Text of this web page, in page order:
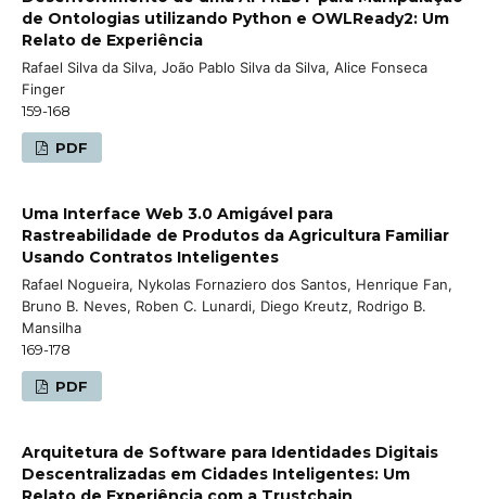
de Ontologias utilizando Python e OWLReady2: Um
Relato de Experiência
Rafael Silva da Silva, João Pablo Silva da Silva, Alice Fonseca
Finger
159-168
PDF
Uma Interface Web 3.0 Amigável para
Rastreabilidade de Produtos da Agricultura Familiar
Usando Contratos Inteligentes
Rafael Nogueira, Nykolas Fornaziero dos Santos, Henrique Fan,
Bruno B. Neves, Roben C. Lunardi, Diego Kreutz, Rodrigo B.
Mansilha
169-178
PDF
Arquitetura de Software para Identidades Digitais
Descentralizadas em Cidades Inteligentes: Um